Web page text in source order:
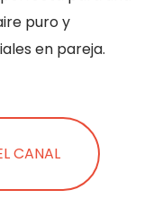
puro y
en pareja.
CANAL